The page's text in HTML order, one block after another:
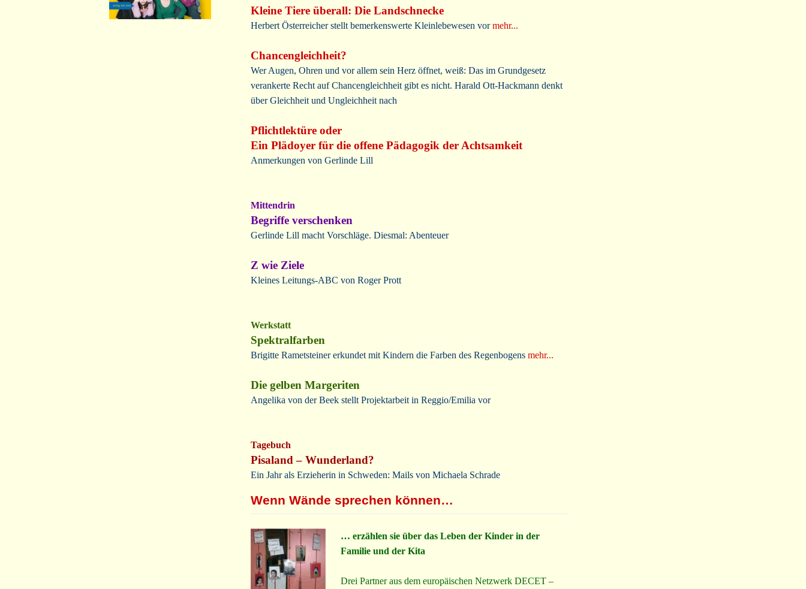
Kleine Tiere überall: Die Landschnecke
Herbert Österreicher stellt bemerkenswerte Kleinlebewesen vor mehr...
Chancengleichheit?
Wer Augen, Ohren und vor allem sein Herz öffnet, weiß: Das im Grundgesetz
verankerte Recht auf Chancengleichheit gibt es nicht. Harald Ott-Hackmann denkt
über Gleichheit und Ungleichheit nach
Pflichtlektüre oder
Ein Plädoyer für die offene Pädagogik der Achtsamkeit
Anmerkungen von Gerlinde Lill
Mittendrin
Begriffe verschenken
Gerlinde Lill macht Vorschläge. Diesmal: Abenteuer
Z wie Ziele
Kleines Leitungs-ABC von Roger Prott
Werkstatt
Spektralfarben
Brigitte Rametsteiner erkundet mit Kindern die Farben des Regenbogens mehr...
Die gelben Margeriten
Angelika von der Beek stellt Projektarbeit in Reggio/Emilia vor
Tagebuch
Pisaland – Wunderland?
Ein Jahr als Erzieherin in Schweden: Mails von Michaela Schrade
Wenn Wände sprechen können…
… erzählen sie über das Leben der Kinder in der
Familie und der Kita
Drei Partner aus dem europäischen Netzwerk DECET –